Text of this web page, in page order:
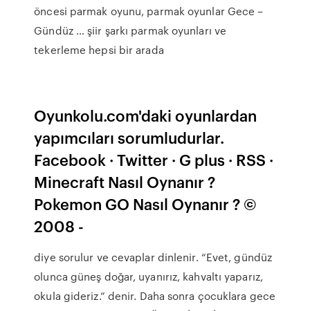
öncesi parmak oyunu, parmak oyunlar Gece –
Gündüz … şiir şarkı parmak oyunları ve
tekerleme hepsi bir arada
Oyunkolu.com'daki oyunlardan
yapımcıları sorumludurlar.
Facebook · Twitter · G plus · RSS ·
Minecraft Nasıl Oynanır ?
Pokemon GO Nasıl Oynanır ? ©
2008 -
diye sorulur ve cevaplar dinlenir. “Evet, gündüz
olunca güneş doğar, uyanırız, kahvaltı yaparız,
okula gideriz.” denir. Daha sonra çocuklara gece